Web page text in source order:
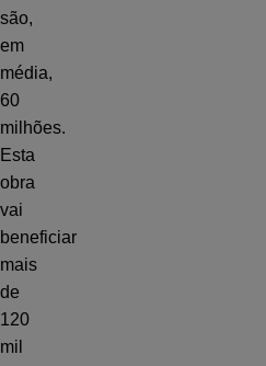
são,
em
média,
60
milhões.
Esta
obra
vai
beneficiar
mais
de
120
mil